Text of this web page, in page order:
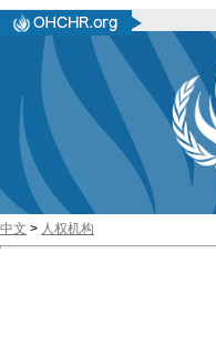
中文 > 人权机构